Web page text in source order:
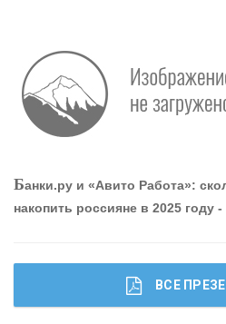
«ПРОМРЕГИОНБАНК»
ОНАС
КОНТАКТЫ
Банки.ру и «Авито Работа»:
накопить россияне в 2025 году
ВСЕ